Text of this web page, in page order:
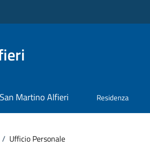
Martino Alfieri Residenza
/ Ufficio Personale